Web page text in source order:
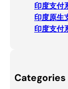
印度支付
印度原生
印度支付
Categories